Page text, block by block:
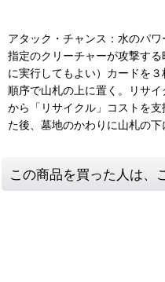
アタック・チャンス：水のパ
指定のクリーチャーが攻撃す
に実行してもよい）カードを
順序で山札の上に置く。リサ
から「リサイクル」コストを
た後、墓地のかわりに山札の下
この商品を買った人は、